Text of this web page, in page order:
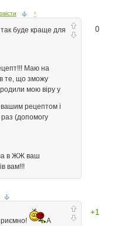
↑
0
буде краще для
Маю на
в те, що зможу
мою віру у
вашим рецептом і
раз (допомогу
в ЖЖ ваш
вам!!!
+1
А